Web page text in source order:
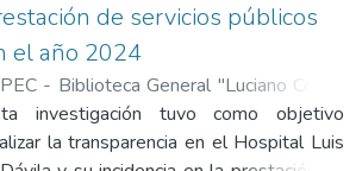
de servicios públicos
el año 2024
- Biblioteca General "Luciano Coral"
12-19)Osorio Acosta, Yoselin
; Perengueza Portilla, Karen Lisbeth;
investigación tuvo como objetivo
la transparencia en el Hospital Luis